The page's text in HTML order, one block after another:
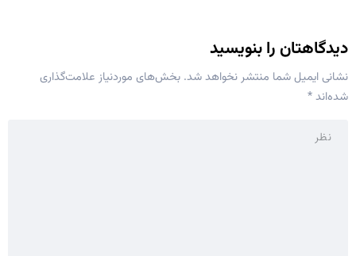
دیدگاهتان را بنویسید
نشانی ایمیل شما منتشر نخواهد شد. بخش‌های موردنیاز علامت‌گذاری
شده‌اند*